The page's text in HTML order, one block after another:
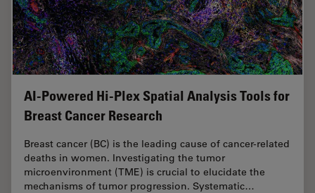
AI-Powered Hi-Plex Spatial Analysis Tools for
Breast Cancer Research
Breast cancer (BC) is the leading cause of cancer-related
deaths in women. Investigating the tumor
microenvironment (TME) is crucial to elucidate the
mechanisms of tumor progression. Systematic…